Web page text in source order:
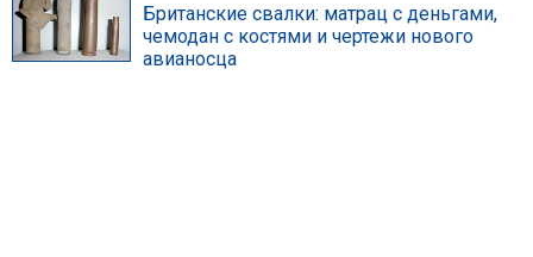
Британские свалки: матрац с деньгами,
чемодан с костями и чертежи нового
авианосца